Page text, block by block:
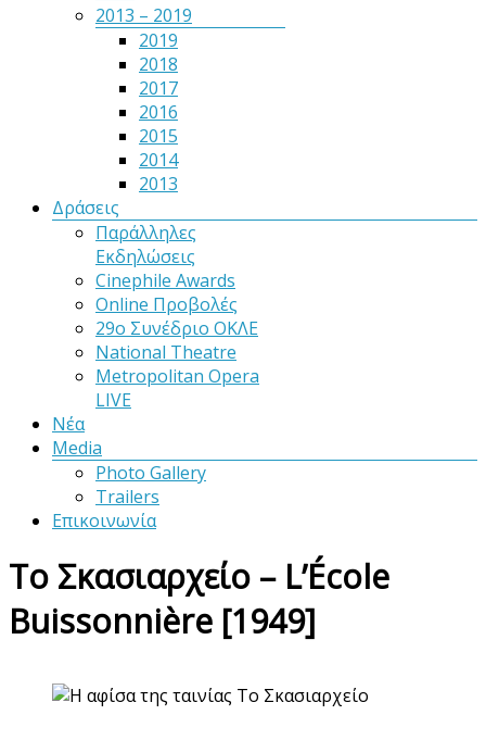
2013 – 2019
2019
2018
2017
2016
2015
2014
2013
Δράσεις
Παράλληλες
Εκδηλώσεις
Cinephile Awards
Online Προβολές
29ο Συνέδριο ΟΚΛΕ
National Theatre
Metropolitan Opera
LIVE
Νέα
Media
Photo Gallery
Trailers
Επικοινωνία
Το Σκασιαρχείο – L’École
Buissonnière [1949]